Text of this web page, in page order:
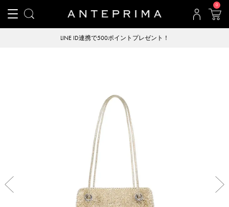
0
LINE ID連携で500ポイントプレゼント！